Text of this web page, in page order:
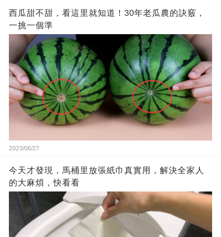
西瓜甜不甜，看這里就知道！30年老瓜農的訣竅，
一挑一個準
2023/06/27
今天才發現，馬桶里放張紙巾真實用，解決全家人
的大麻煩，快看看